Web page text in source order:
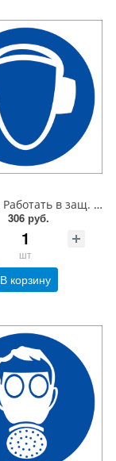
Знак M03 Работать в защ. наушниках. 300x300 мм. металл 0.5 мм
306 руб.
шт
В корзину